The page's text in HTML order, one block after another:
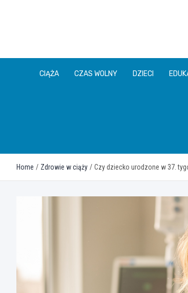
CIĄŻA CZAS WOLNY DZIECI
Home Zdrowie w ciąży Czy dziecko urodzone w 37.